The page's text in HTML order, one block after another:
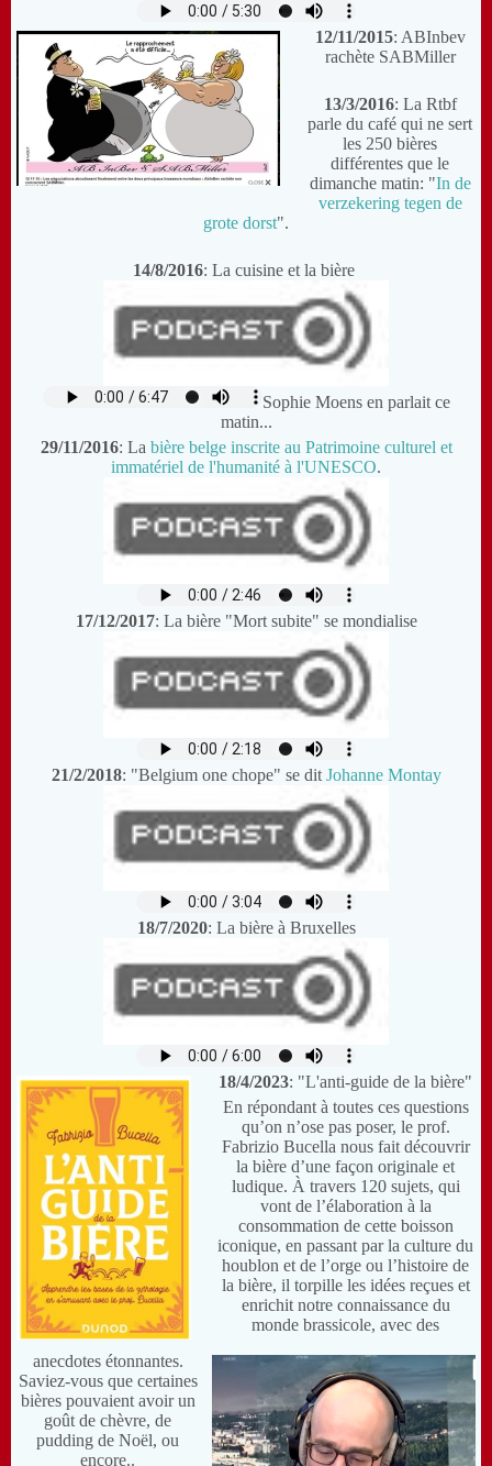
12/11/2015: ABInbev
rachète SABMiller
13/3/2016: La Rtbf
parle du café qui ne sert
les 250 bières
différentes que le
dimanche matin: "In de
verzekering tegen de
grote dorst".
14/8/2016: La cuisine et la bière
Sophie Moens en parlait ce
matin...
29/11/2016: La bière belge inscrite au Patrimoine culturel et
immatériel de l'humanité à l'UNESCO.
17/12/2017: La bière "Mort subite" se mondialise
21/2/2018: "Belgium one chope" se dit Johanne Montay
18/7/2020: La bière à Bruxelles
18/4/2023: "L'anti-guide de la bière"
En répondant à toutes ces questions
qu’on n’ose pas poser, le prof.
Fabrizio Bucella nous fait découvrir
la bière d’une façon originale et
ludique. À travers 120 sujets, qui
vont de l’élaboration à la
consommation de cette boisson
iconique, en passant par la culture du
houblon et de l’orge ou l’histoire de
la bière, il torpille les idées reçues et
enrichit notre connais­sance du
monde brassicole, avec des
anecdotes étonnantes.
Saviez-vous que certaines
bières pouvaient avoir un
goût de chèvre, de
pudding de Noël, ou
encore..